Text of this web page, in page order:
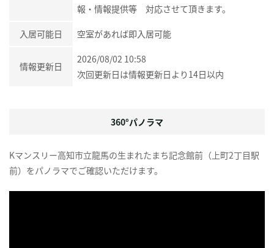
報・情報提供等 対応させて頂きます。
入居可能日 空室があれば即入居可能
情報更新日
2026/08/02 10:58
次回更新日は情報更新日より14日以内
360°パノラマ
Kマンスリー高知市立龍馬の生まれたまち記念館前（上町2丁目駅
前）をパノラマでご確認いただけます。